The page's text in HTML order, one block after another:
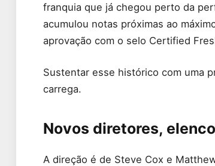
franquia que já chegou perto da
acumulou notas próximas ao
aprovação com o selo Certified
Sustentar esse histórico com uma
carrega.
Novos diretores,
A direção é de Steve Cox e